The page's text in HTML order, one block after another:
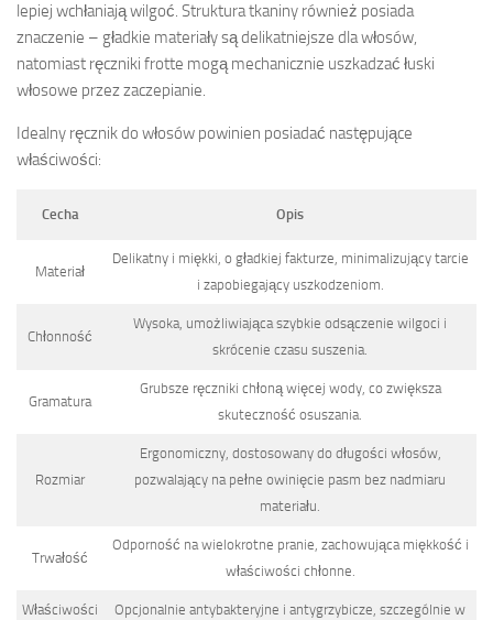
lepiej wchłaniają wilgoć. Struktura tkaniny również posiada
znaczenie – gładkie materiały są delikatniejsze dla włosów,
natomiast ręczniki frotte mogą mechanicznie uszkadzać łuski
włosowe przez zaczepianie.
Idealny ręcznik do włosów powinien posiadać następujące
właściwości:
Cecha Opis
Materiał
Delikatny i miękki, o gładkiej fakturze, minimalizujący tarcie
i zapobiegający uszkodzeniom.
Chłonność
Wysoka, umożliwiająca szybkie odsączenie wilgoci i
skrócenie czasu suszenia.
Gramatura
Grubsze ręczniki chłoną więcej wody, co zwiększa
skuteczność osuszania.
Rozmiar
Ergonomiczny, dostosowany do długości włosów,
pozwalający na pełne owinięcie pasm bez nadmiaru
materiału.
Trwałość
Odporność na wielokrotne pranie, zachowująca miękkość i
właściwości chłonne.
Właściwości
Opcjonalnie antybakteryjne i antygrzybicze, szczególnie w